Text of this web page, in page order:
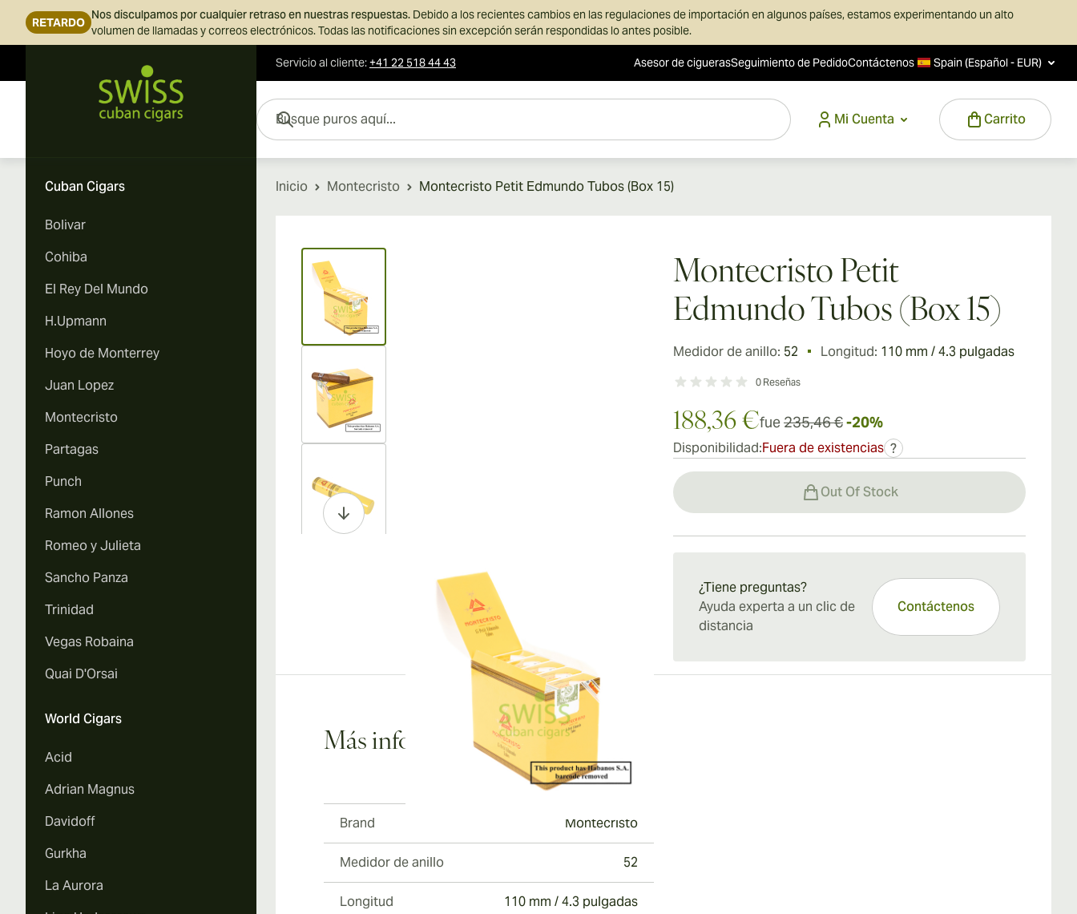
RETARDO
Nos disculpamos por cualquier retraso en nuestras respuestas. Debido a los recientes cambios en las regulaciones de importación en algunos países, estamos experimentando un alto
volumen de llamadas y correos electrónicos. Todas las notificaciones sin excepción serán respondidas lo antes posible.
Servicio al cliente:+41 22 518 44 43 Asesor de ciguerasSeguimiento de PedidoContáctenos Spain (Español - EUR)
Mi Cuenta
Carrito
Busque puros aquí...
Cuban Cigars
Bolivar
Cohiba
El Rey Del Mundo
H.Upmann
Hoyo de Monterrey
Juan Lopez
Montecristo
Partagas
Punch
Ramon Allones
Romeo y Julieta
Sancho Panza
Trinidad
Vegas Robaina
Quai D'Orsai
World Cigars
Acid
Adrian Magnus
Davidoff
Gurkha
La Aurora
Inicio Montecristo Montecristo Petit Edmundo Tubos (Box 15)
View larger image
View larger image
View larger image
Montecristo Petit
Edmundo Tubos (Box 15)
Medidor de anillo: 52 Longitud: 110 mm / 4.3 pulgadas
0 Reseñas
188,36 €fue235,46 €-20%
Disponibilidad:Fuera de existencias ?
Out Of Stock
¿Tiene preguntas?
Ayuda experta a un clic de
distancia
Contáctenos
Más información
Brand Montecristo
Medidor de anillo 52
Longitud 110 mm / 4.3 pulgadas